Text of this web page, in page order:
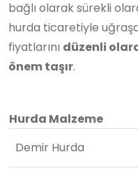
bağlı olarak sürekli
hurda ticaretiyle
fiyatlarını düzenli
önem taşır.
Hurda Malzeme
Demir Hurda